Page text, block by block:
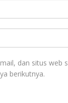
dan situs web
berikutnya.